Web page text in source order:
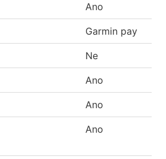
Ano
Garmin pay
Ne
Ano
Ano
Ano